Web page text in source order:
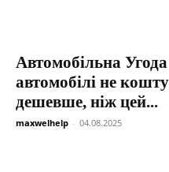
Автомобільна
автомобілі не
дешевше, ніж цей...
maxwelhelp - 04.08.2025